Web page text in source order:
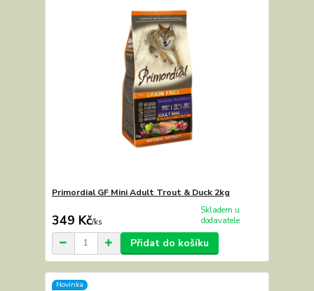
Primordial GF Mini Adult Trout & Duck 2kg
349 Kč/ks
Skladem u
dodavatele
Přidat do košíku
Novinka